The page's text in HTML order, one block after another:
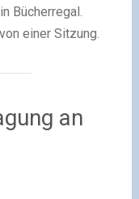
Bücherregal.
einer Sitzung.
an